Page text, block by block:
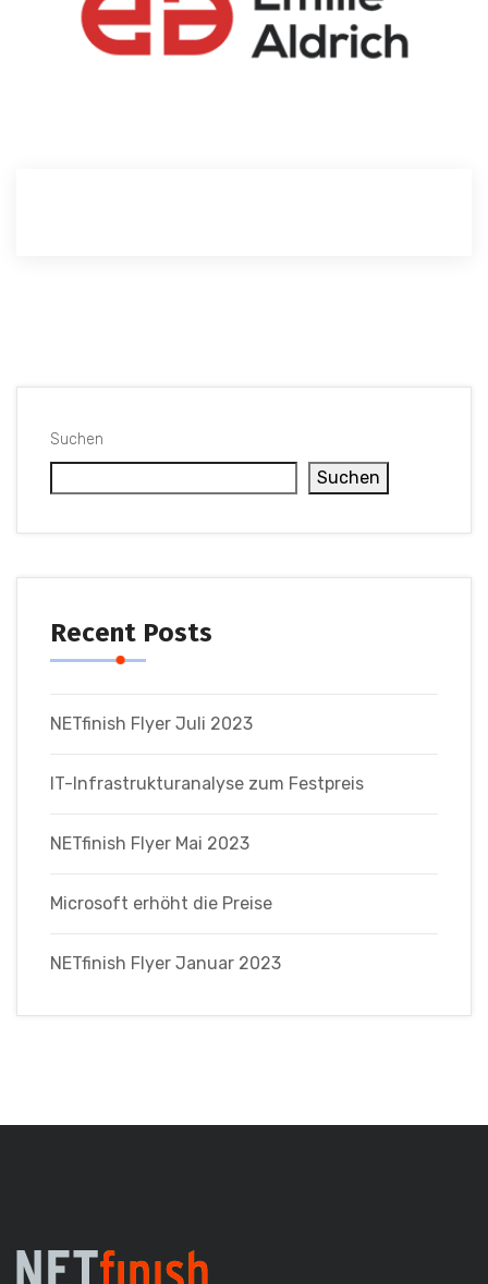
Suchen
Suchen
Recent Posts
NETfinish Flyer Juli 2023
IT-Infrastrukturanalyse zum Festpreis
NETfinish Flyer Mai 2023
Microsoft erhöht die Preise
NETfinish Flyer Januar 2023